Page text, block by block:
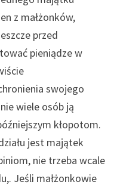
z małżonków,
przed
pieniądze w
swojego
wiele osób ją
kłopotom.
jest majątek
nie trzeba wcale
Jeśli małżonkowie